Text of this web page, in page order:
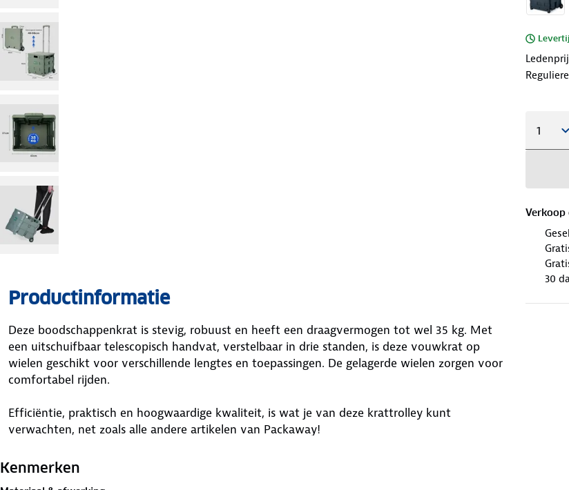
Verkoop
30
Productinformatie
Deze boodschappenkrat is stevig, robuust en heeft een draagvermogen tot wel 35 kg. Met
een uitschuifbaar telescopisch handvat, verstelbaar in drie standen, is deze vouwkrat op
wielen geschikt voor verschillende lengtes en toepassingen. De gelagerde wielen zorgen voor
comfortabel rijden.
Efficiëntie, praktisch en hoogwaardige kwaliteit, is wat je van deze krattrolley kunt
verwachten, net zoals alle andere artikelen van Packaway!
Makkelijk in elkaar te zetten
Kenmerken